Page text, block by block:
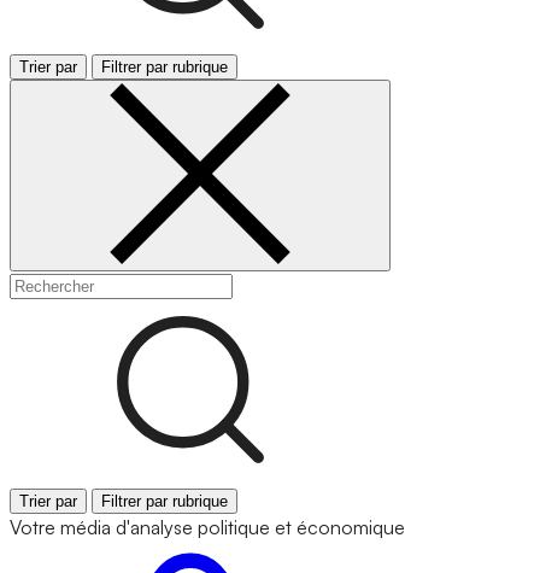
Trier par Filtrer par rubrique
Trier par Filtrer par rubrique
Votre média d'analyse politique et économique